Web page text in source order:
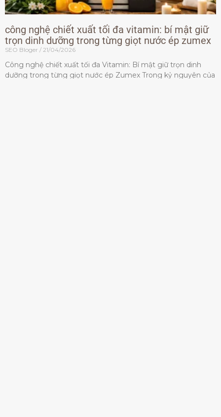
công nghệ chiết xuất tối đa vitamin: bí mật giữ
trọn dinh dưỡng trong từng giọt nước ép zumex
SEO Bloger 21/04/2026
Công nghệ chiết xuất tối đa Vitamin: Bí mật giữ trọn dinh
dưỡng trong từng giọt nước ép Zumex Trong kỷ nguyên của